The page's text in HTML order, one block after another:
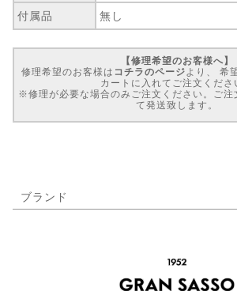
付属品 無し
【修理希望のお客様へ】
修理希望のお客様は コチラのページ より、 希
カートに入れてご注文くださ
※修理が必要な場合のみご注文ください。ご注
て発送致します。
ブランド